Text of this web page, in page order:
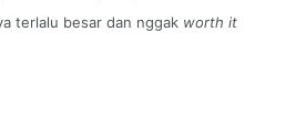
terlalu besar dan nggak worth it